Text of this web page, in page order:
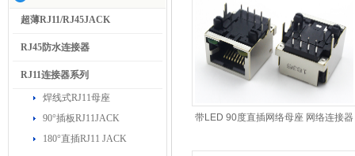
超薄RJ11/RJ45JACK
RJ45防水连接器
RJ11连接器系列
焊线式RJ11母座
90°插板RJ11JACK
180°直插RJ11 JACK
带LED 90度直插网络母座 网络连接器